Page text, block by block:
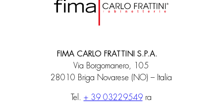
FIMA CARLO FRATTINI S.P.A.
Via Borgomanero, 105
28010 Briga Novarese (NO) – Italia
Tel. + 39 03229549ra